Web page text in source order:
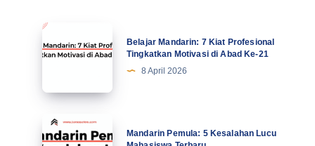
Belajar
Mandarin:
Profesional
Tingkatkan
Motivasi
Belajar Mandarin: 7 Kiat Profesional
Tingkatkan Motivasi di Abad Ke-21
8 April 2026
Mandarin
Pemula:
Mandarin Pemula: 5 Kesalahan Lucu